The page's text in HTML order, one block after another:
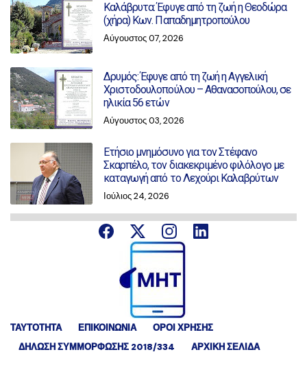
Καλάβρυτα: Έφυγε από τη ζωή η Θεοδώρα
(χήρα) Κων. Παπαδημητροπούλου
Αύγουστος 07, 2026
Δρυμός: Έφυγε από τη ζωή η Αγγελική
Χριστοδουλοπούλου – Αθανασοπούλου, σε
ηλικία 56 ετών
Αύγουστος 03, 2026
Ετήσιο μνημόσυνο για τον Στέφανο
Σκαρπέλο, τον διακεκριμένο φιλόλογο με
καταγωγή από το Λεχούρι Καλαβρύτων
Ιούλιος 24, 2026
ΤΑΥΤΟΤΗΤΑ ΕΠΙΚΟΙΝΩΝΙΑ
ΟΡΟΙ ΧΡΗΣΗΣ
ΔΉΛΩΣΗ ΣΥΜΜΌΡΦΩΣΗΣ 2018/334
ΑΡΧΙΚΗ ΣΕΛΙΔΑ